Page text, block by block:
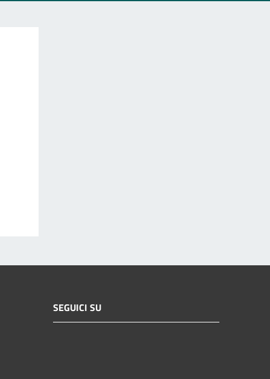
SEGUICI SU